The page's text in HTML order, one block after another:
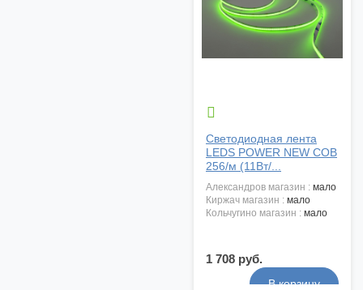

Светодиодная лента
LEDS POWER NEW COB
256/м (11Вт/...
александров магазин : мало
киржач магазин : мало
кольчугино магазин : мало
1 708 руб.